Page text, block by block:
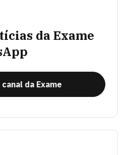
da Exame
da Exame